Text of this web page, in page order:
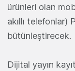
ürünleri olan
akıllı telefonlar)
bütünleştirecek.
Dijital yayın